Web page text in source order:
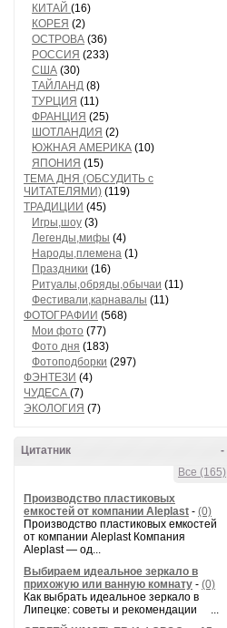
КИТАЙ (16)
КОРЕЯ (2)
ОСТРОВА (36)
РОССИЯ (233)
США (30)
ТАЙЛАНД (8)
ТУРЦИЯ (11)
ФРАНЦИЯ (25)
ШОТЛАНДИЯ (2)
ЮЖНАЯ АМЕРИКА (10)
ЯПОНИЯ (15)
ТЕМА ДНЯ (ОБСУДИТЬ с
ЧИТАТЕЛЯМИ) (119)
ТРАДИЦИИ (45)
Игры,шоу (3)
Легенды,мифы (4)
Народы,племена (1)
Праздники (16)
Ритуалы,обряды,обычаи (11)
Фестивали,карнавалы (11)
ФОТОГРАФИИ (568)
Мои фото (77)
Фото дня (183)
Фотоподборки (297)
ФЭНТЕЗИ (4)
ЧУДЕСА (7)
ЭКОЛОГИЯ (7)
-
Цитатник
Все (165)
Производство пластиковых
емкостей от компании Aleplast - (0)
Производство пластиковых емкостей
от компании Aleplast Компания
Aleplast — од...
Выбираем идеальное зеркало в
прихожую или ванную комнату - (0)
Как выбрать идеальное зеркало в
Липецке: советы и рекомендации ...